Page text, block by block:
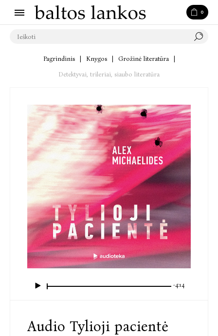
0
Pagrindinis Knygos Grožinė literatūra
Detektyvai, trileriai, siaubo literatūra
-4:14
Audio Tylioji pacientė